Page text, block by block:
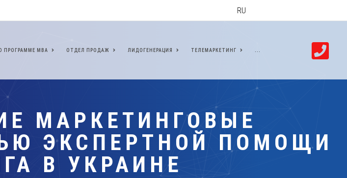
RU
ПРОГРАММЕ МВА ОТДЕЛ ПРОДАЖ ЛИДОГЕНЕРАЦИЯ ТЕЛЕМАРКЕТИНГ
МАРКЕТИНГОВЫЕ
ЭКСПЕРТНОЙ ПОМОЩИ
В УКРАИНЕ